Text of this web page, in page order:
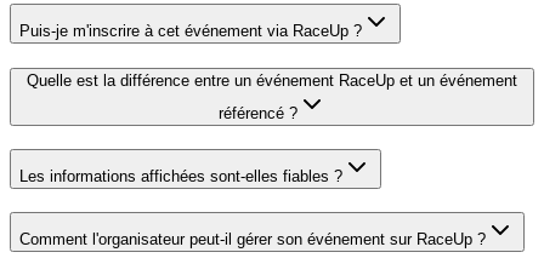
Puis-je m'inscrire à cet événement via RaceUp ?
Quelle est la différence entre un événement RaceUp et un événement
référencé ?
Les informations affichées sont-elles fiables ?
Comment l'organisateur peut-il gérer son événement sur RaceUp ?